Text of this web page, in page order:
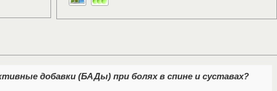
добавки (БАДы) при болях в спине и суставах?